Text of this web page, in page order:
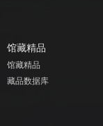
馆藏精品
馆藏精品
藏品数据库